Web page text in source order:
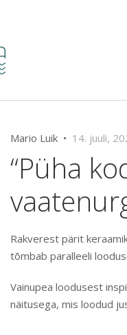
Mario Luik • 14. juuli,
“Püha
Rakverest pärit
tõmbab paralleeli
Vainupea loodusest
näitusega, mis loodud